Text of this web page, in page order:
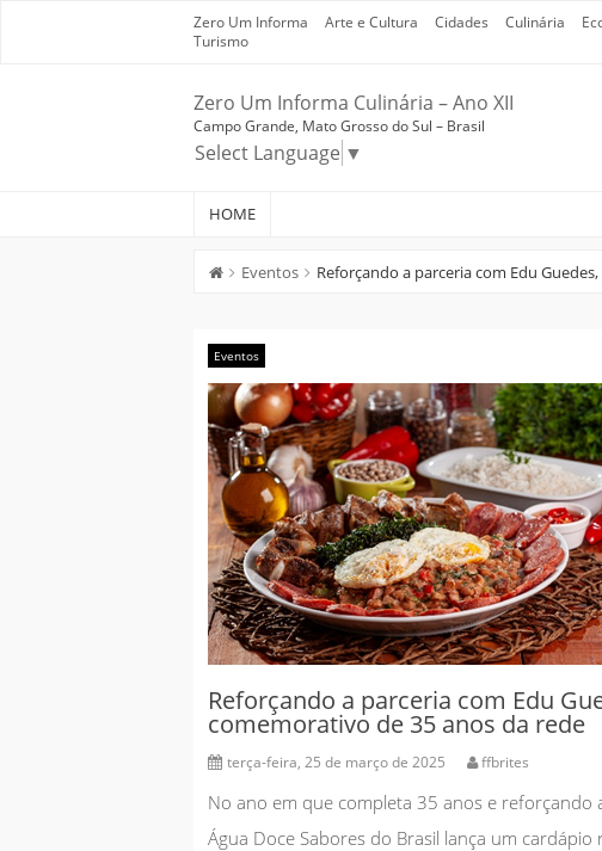
Zero Um Informa Arte e Cultura Cidades Culinária
Turismo
Zero Um Informa Culinária – Ano XII
Campo Grande, Mato Grosso do Sul – Brasil
Select Language ▼
HOME
Eventos Reforçando a parceria com Edu
Eventos
Reforçando a parceria com Edu
comemorativo de 35 anos da rede
terça-feira, 25 de março de 2025 ffbrites
No ano em que completa 35 anos e reforçando
Água Doce Sabores do Brasil lança um
metas
e
2026